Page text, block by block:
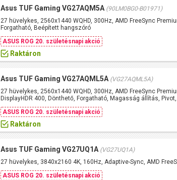
Asus TUF Gaming VG27AQM5A (90LM0BG0-B01971)
27 hüvelykes, 2560x1440 WQHD, 300Hz, AMD FreeSync
Forgatható, Beépített hangszóró
ASUS ROG 20. születésnapi akció
Raktáron
Asus TUF Gaming VG27AQML5A (VG27AQML5A)
27 hüvelykes, 2560x1440 WQHD, 300Hz, AMD FreeSync
DisplayHDR 400, Dönthető, Forgatható, Magasság állítás,
ASUS ROG 20. születésnapi akció
Raktáron
Asus TUF Gaming VG27UQ1A (VG27UQ1A)
27 hüvelykes, 3840x2160 4K, 160Hz, Adaptive-Sync, AMD
ASUS ROG 20. születésnapi akció